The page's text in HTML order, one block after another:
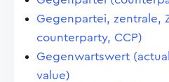
Gegenpartei, zentrale,
counterparty, CCP)
Gegenwartswert
value)